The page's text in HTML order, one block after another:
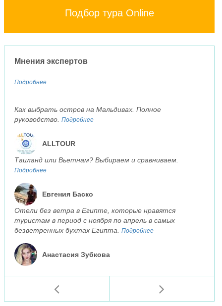
Подбор тура Online
Мнения экспертов
Подробнее
Как выбрать остров на Мальдивах. Полное
руководство. Подробнее
ALLTOUR
Таиланд или Вьетнам? Выбираем и сравниваем.
Подробнее
Евгения Баско
Отели без ветра в Египте, которые нравятся
туристам в период с ноября по апрель в самых
безветренных бухтах Египта. Подробнее
Анастасия Зубкова